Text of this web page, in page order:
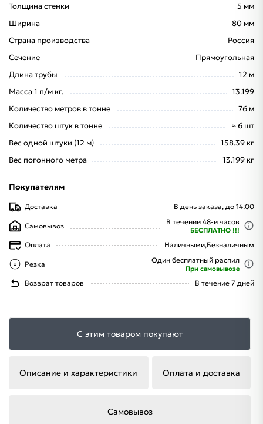
Толщина стенки
5 мм
Ширина
80 мм
Страна производства
Россия
Сечение
Прямоугольная
Длина трубы
12 м
Масса 1 п/м кг.
13.199
Количество метров в тонне
76 м
Количество штук в тонне
≈ 6 шт
Вес одной штуки (12 м)
158.39 кг
Вес погонного метра
13.199 кг
Покупателям
Доставка В день заказа, до 14:00
Самовывоз В течении 48-и часов
БЕСПЛАТНО !!!
Оплата Наличными,Безналичным
Резка Один бесплатный распил
При самовывозе
Возврат товаров В течение 7 дней
С этим товаром покупают
Описание и характеристики Оплата и доставка
Самовывоз